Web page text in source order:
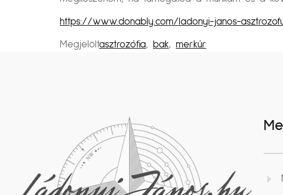
https://www.donably.com/ladonyi-janos-
Megjelöltasztrozófia, bak, merkúr